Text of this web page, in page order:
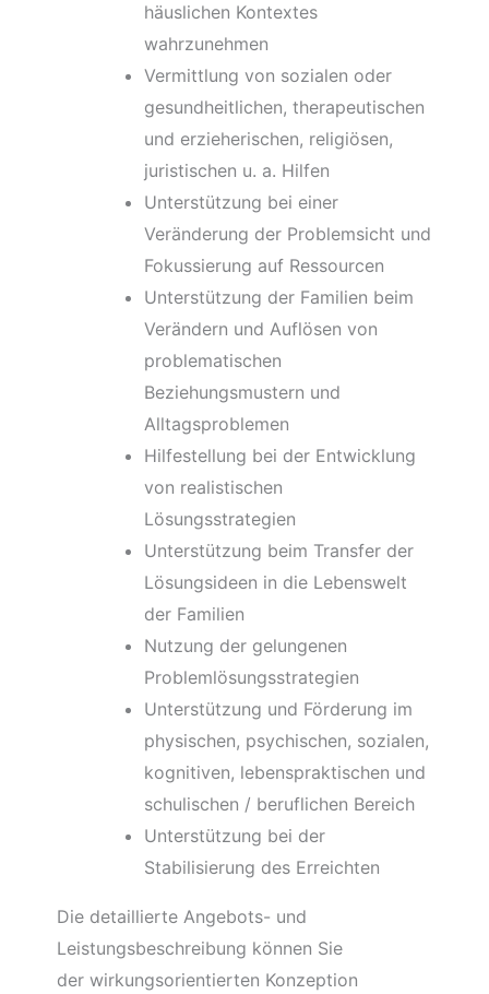
häuslichen Kontextes
wahrzunehmen
Vermittlung von sozialen oder
gesundheitlichen, therapeutischen
und erzieherischen, religiösen,
juristischen u. a. Hilfen
Unterstützung bei einer
Veränderung der Problemsicht und
Fokussierung auf Ressourcen
Unterstützung der Familien beim
Verändern und Auflösen von
problematischen
Beziehungsmustern und
Alltagsproblemen
Hilfestellung bei der Entwicklung
von realistischen
Lösungsstrategien
Unterstützung beim Transfer der
Lösungsideen in die Lebenswelt
der Familien
Nutzung der gelungenen
Problemlösungsstrategien
Unterstützung und Förderung im
physischen, psychischen, sozialen,
kognitiven, lebenspraktischen und
schulischen / beruflichen Bereich
Unterstützung bei der
Stabilisierung des Erreichten
Die detaillierte Angebots- und
Leistungsbeschreibung können Sie
der wirkungsorientierten Konzeption